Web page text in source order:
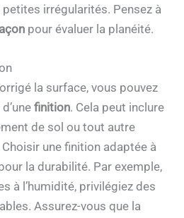
irrégularités. Pensez à
pour évaluer la planéité.
la surface, vous pouvez
finition. Cela peut inclure
de sol ou tout autre
une finition adaptée à
la durabilité. Par exemple,
à l’humidité, privilégiez des
Assurez-vous que la